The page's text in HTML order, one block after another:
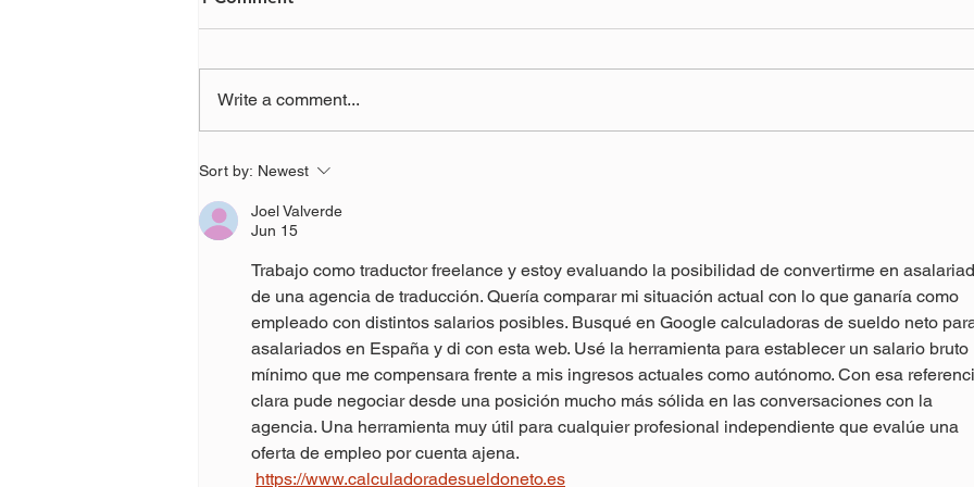
Have you, or someone you
scam?
Write a comment...
Sort by: Newest
Joel Valverde
Jun 15
Trabajo como traductor freelance y estoy evaluando la posibilidad de convertirme en
de una agencia de traducción. Quería comparar mi situación actual con lo que ganaría como
empleado con distintos salarios posibles. Busqué en Google calculadoras de sueldo neto
asalariados en España y di con esta web. Usé la herramienta para establecer un salario bruto
mínimo que me compensara frente a mis ingresos actuales como autónomo. Con esa
clara pude negociar desde una posición mucho más sólida en las conversaciones con la
agencia. Una herramienta muy útil para cualquier profesional independiente que evalúe una
oferta de empleo por cuenta ajena.
https://www.calculadoradesueldoneto.es